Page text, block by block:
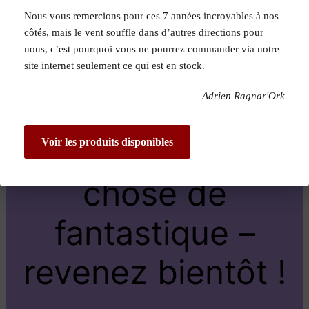
Pardon pour le
dérangement !
Nous travaillons
sur quelque
chose de
fantastique –
revenez bientôt !
Nous vous remercions pour ces 7 années incroyables à nos
côtés, mais le vent souffle dans d’autres directions pour
nous, c’est pourquoi vous ne pourrez commander via notre
site internet seulement ce qui est en stock.
Adrien Ragnar'Ork
Voir les produits disponibles